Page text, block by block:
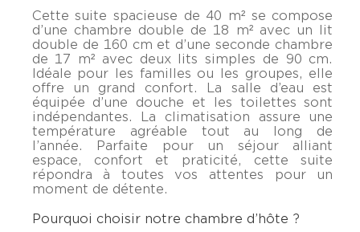
Cette suite spacieuse de 40 m² se compose
d’une chambre double de 18 m² avec un lit
double de 160 cm et d’une seconde chambre
de 17 m² avec deux lits simples de 90 cm.
Idéale pour les familles ou les groupes, elle
offre un grand confort. La salle d’eau est
équipée d’une douche et les toilettes sont
indépendantes. La climatisation assure une
température agréable tout au long de
l’année. Parfaite pour un séjour alliant
espace, confort et praticité, cette suite
répondra à toutes vos attentes pour un
moment de détente.
Pourquoi choisir notre chambre d’hôte ?